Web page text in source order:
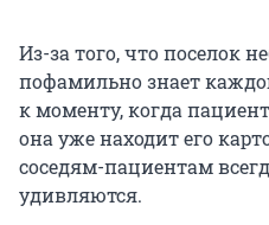
Из-за того, что поселок
пофамильно знает
к моменту, когда
она уже находит его
соседям-пациентам
удивляются.